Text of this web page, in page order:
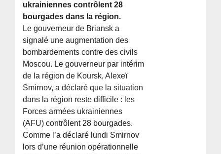
ukrainiennes contrôlent 28
bourgades dans la région.
Le gouverneur de Briansk a
signalé une augmentation des
bombardements contre des civils
Moscou. Le gouverneur par intérim
de la région de Koursk, Alexeï
Smirnov, a déclaré que la situation
dans la région reste difficile : les
Forces armées ukrainiennes
(AFU) contrôlent 28 bourgades.
Comme l’a déclaré lundi Smirnov
lors d’une réunion opérationnelle